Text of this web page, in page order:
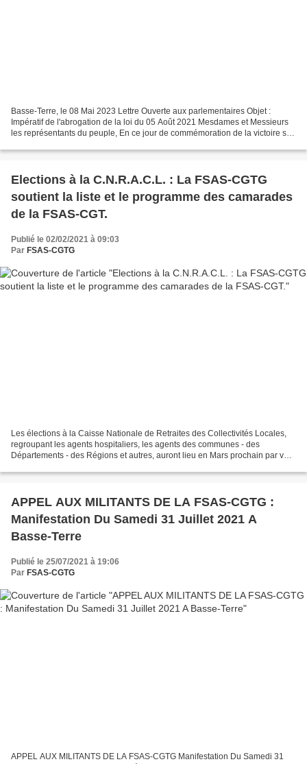
Basse-Terre, le 08 Mai 2023 Lettre Ouverte aux parlementaires Objet :
Impératif de l'abrogation de la loi du 05 Août 2021 Mesdames et Messieurs
les représentants du peuple, En ce jour de commémoration de la victoire sur
Elections à la C.N.R.A.C.L. : La FSAS-CGTG
soutient la liste et le programme des camarades
de la FSAS-CGT.
Publié le 02/02/2021 à 09:03
Par FSAS-CGTG
Les élections à la Caisse Nationale de Retraites des Collectivités Locales,
regroupant les agents hospitaliers, les agents des communes - des
Départements - des Régions et autres, auront lieu en Mars prochain par vote
APPEL AUX MILITANTS DE LA FSAS-CGTG :
Manifestation Du Samedi 31 Juillet 2021 A
Basse-Terre
Publié le 25/07/2021 à 19:06
Par FSAS-CGTG
APPEL AUX MILITANTS DE LA FSAS-CGTG Manifestation Du Samedi 31